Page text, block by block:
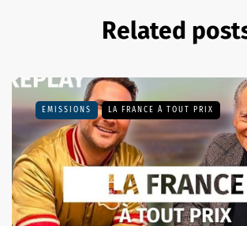
Related
EMISSIONS LA FRANCE À TOUT PRIX